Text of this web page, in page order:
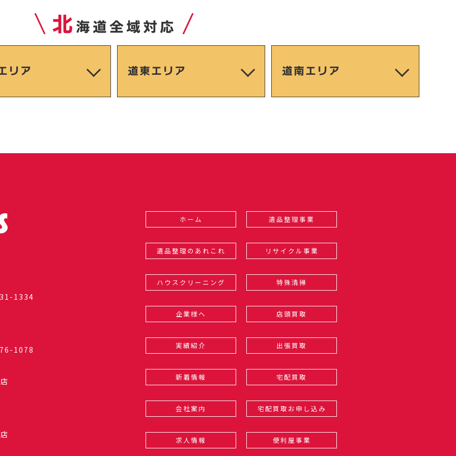
北 海道全域対応
リア 道東エリア 道南エリア
1334
1078
ホーム 遺品整理事業
遺品整理のあれこれ リサイクル事業
ハウスクリーニング 特殊清掃
企業様へ 店頭買取
実績紹介 出張買取
新着情報 宅配買取
会社案内 宅配買取お申し込み
求人情報 便利屋事業